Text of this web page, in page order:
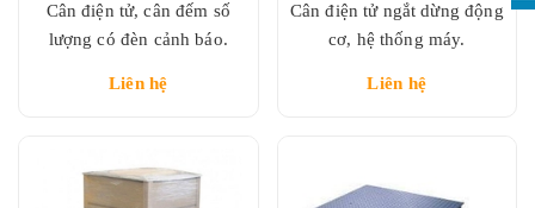
Cân điện tử, cân đếm số
lượng có đèn cảnh báo.
Liên hệ
Cân điện tử ngắt dừng động
cơ, hệ thống máy.
Liên hệ